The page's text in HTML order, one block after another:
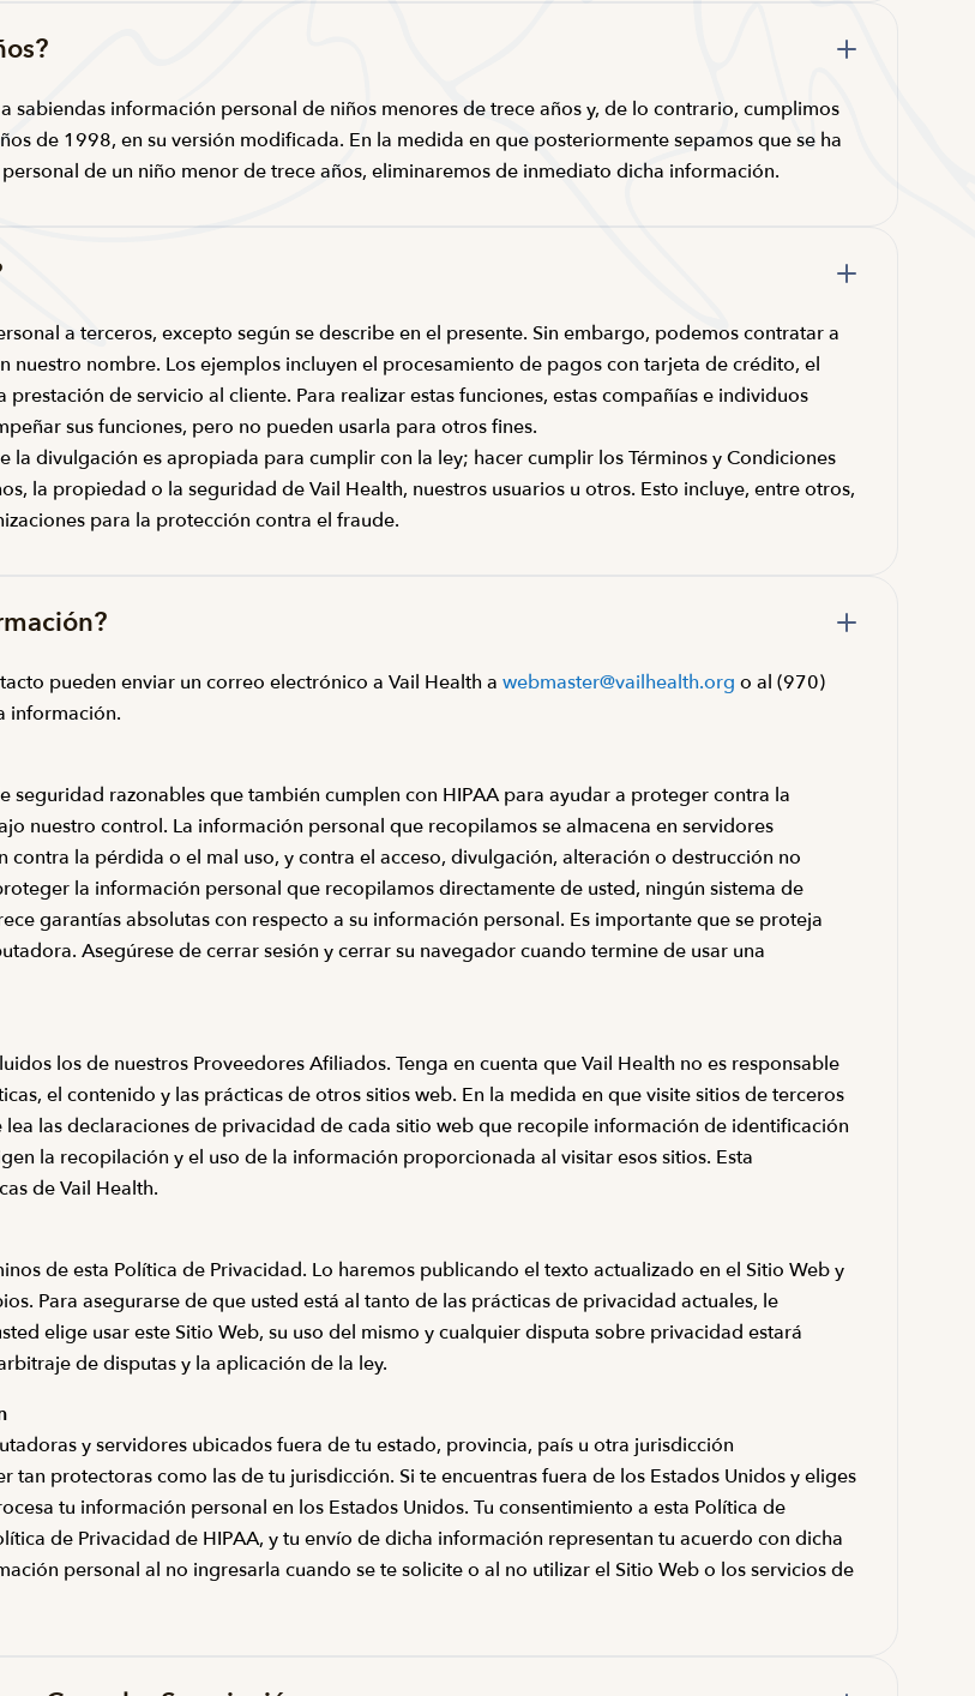
información personal de niños menores de trece años y, de lo contrario, cumplimos
de 1998, en su versión modificada. En la medida en que posteriormente sepamos que se ha
de un niño menor de trece años, eliminaremos de inmediato dicha información.
a terceros, excepto según se describe en el presente. Sin embargo, podemos contratar a
nombre. Los ejemplos incluyen el procesamiento de pagos con tarjeta de crédito, el
de servicio al cliente. Para realizar estas funciones, estas compañías e individuos
sus funciones, pero no pueden usarla para otros fines.
divulgación es apropiada para cumplir con la ley; hacer cumplir los Términos y Condiciones
la propiedad o la seguridad de Vail Health, nuestros usuarios u otros. Esto incluye, entre otros,
para la protección contra el fraude.
pueden enviar un correo electrónico a Vail Health a webmaster@vailhealth.org o al (970)
información.
seguridad razonables que también cumplen con HIPAA para ayudar a proteger contra la
nuestro control. La información personal que recopilamos se almacena en servidores
la pérdida o el mal uso, y contra el acceso, divulgación, alteración o destrucción no
la información personal que recopilamos directamente de usted, ningún sistema de
garantías absolutas con respecto a su información personal. Es importante que se proteja
Asegúrese de cerrar sesión y cerrar su navegador cuando termine de usar una
los de nuestros Proveedores Afiliados. Tenga en cuenta que Vail Health no es responsable
el contenido y las prácticas de otros sitios web. En la medida en que visite sitios de terceros
las declaraciones de privacidad de cada sitio web que recopile información de identificación
la recopilación y el uso de la información proporcionada al visitar esos sitios. Esta
de Vail Health.
de esta Política de Privacidad. Lo haremos publicando el texto actualizado en el Sitio Web y
Para asegurarse de que usted está al tanto de las prácticas de privacidad actuales, le
elige usar este Sitio Web, su uso del mismo y cualquier disputa sobre privacidad estará
de disputas y la aplicación de la ley.
y servidores ubicados fuera de tu estado, provincia, país u otra jurisdicción
protectoras como las de tu jurisdicción. Si te encuentras fuera de los Estados Unidos y eliges
tu información personal en los Estados Unidos. Tu consentimiento a esta Política de
de Privacidad de HIPAA, y tu envío de dicha información representan tu acuerdo con dicha
personal al no ingresarla cuando se te solicite o al no utilizar el Sitio Web o los servicios de